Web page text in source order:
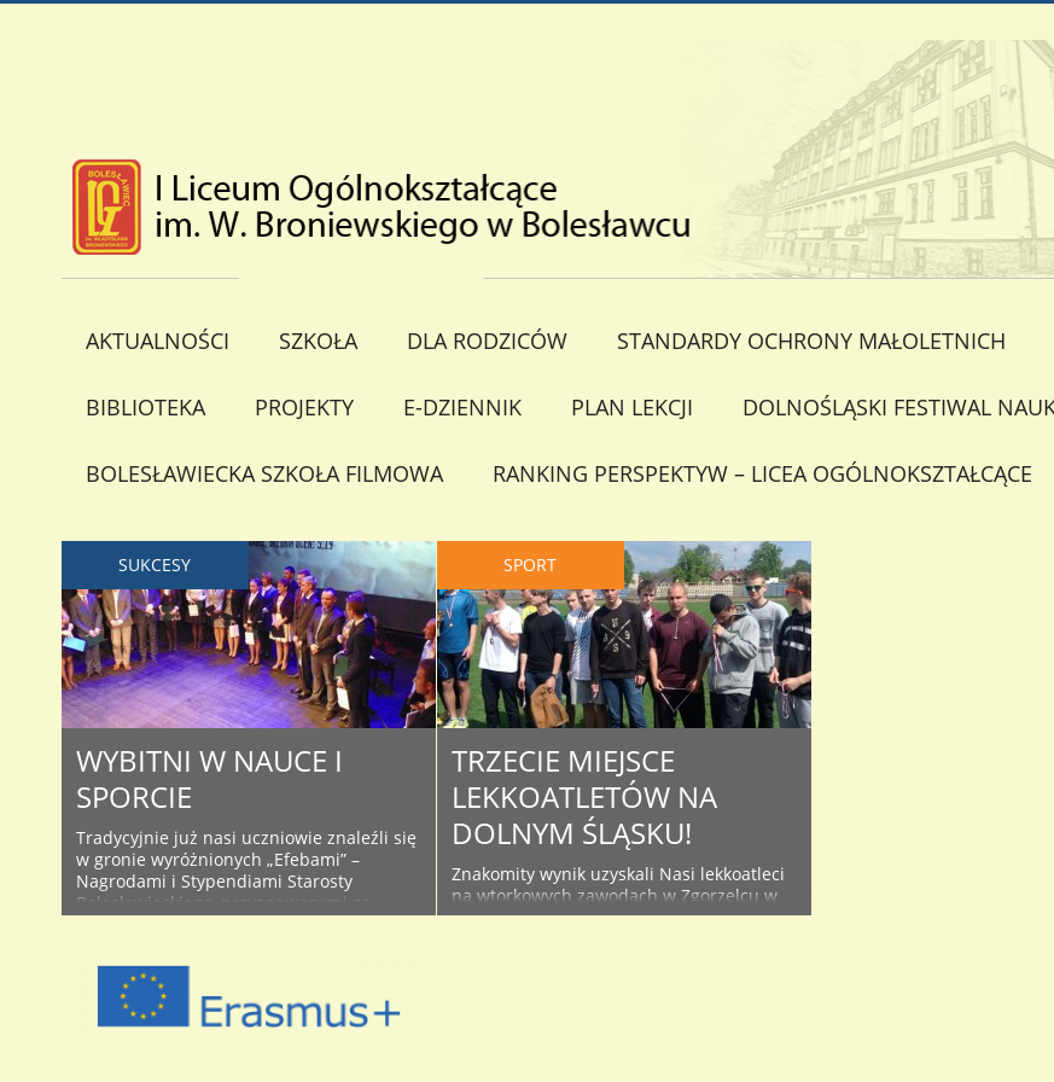
AKTUALNOŚCI SZKOŁA DLA RODZICÓW STANDARDY OCHRONY MAŁOLETNICH
BIBLIOTEKA PROJEKTY E-DZIENNIK PLAN LEKCJI DOLNOŚLĄSKI FESTIWAL
BOLESŁAWIECKA SZKOŁA FILMOWA RANKING PERSPEKTYW – LICEA OGÓLNOKSZTAŁCĄCE
SUKCESY
WYBITNI W NAUCE I
SPORCIE
Tradycyjnie już nasi uczniowie znaleźli się
w gronie wyróżnionych „Efebami” –
Nagrodami i Stypendiami Starosty
Bolesławieckiego, przyznawanymi za
gronie. To ogromny sukces i satysfakcja, za
którą idą także konkretne kwoty pieniężne.
Na Gali wręczenia nagród i stypendiów,
która odbyła ..
SPORT
TRZECIE MIEJSCE
LEKKOATLETÓW NA
DOLNYM ŚLĄSKU!
Znakomity wynik uzyskali Nasi lekkoatleci
na wtorkowych zawodach w Zgorzelcu w
ramach Dolnośląskiej Ligi